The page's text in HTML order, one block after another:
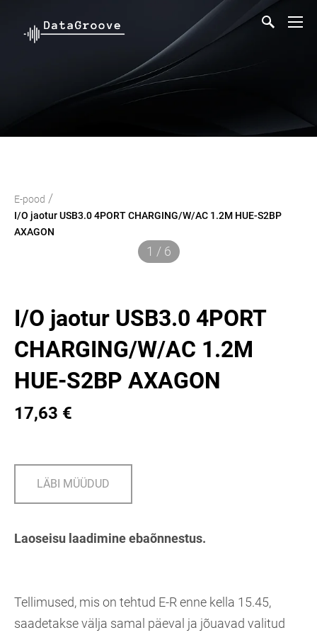
E-pood /
I/O jaotur USB3.0 4PORT CHARGING/W/AC 1.2M HUE-S2BP
AXAGON
1 / 6
I/O jaotur USB3.0 4PORT
CHARGING/W/AC 1.2M
HUE-S2BP AXAGON
17,63 €
LÄBI MÜÜDUD
Laoseisu laadimine ebaõnnestus.
Tellimused, mis on tehtud E-R enne kella 15.45,
saadetakse välja samal päeval ja jõuavad valitud